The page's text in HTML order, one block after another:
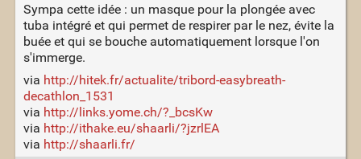
Sympa cette idée : un masque pour la plongée avec
tuba intégré et qui permet de respirer par le nez, évite la
buée et qui se bouche automatiquement lorsque l'on
s'immerge.
via http://hitek.fr/actualite/tribord-easybreath-
decathlon_1531
via http://links.yome.ch/?_bcsKw
via http://ithake.eu/shaarli/?jzrlEA
via http://shaarli.fr/